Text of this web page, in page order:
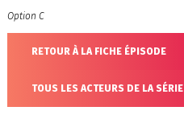
Option C
RETOUR À LA FICHE ÉPISODE
TOUS LES ACTEURS DE LA SÉRIE